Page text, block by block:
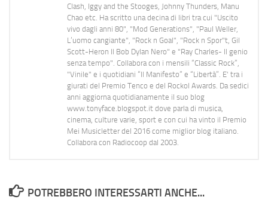
Clash, Iggy and the Stooges, Johnny Thunders, Manu
Chao etc. Ha scritto una decina di libri tra cui "Uscito
vivo dagli anni 80", "Mod Generations", "Paul Weller,
L’uomo cangiante", "Rock n Goal", "Rock n Spor"t, Gil
Scott-Heron Il Bob Dylan Nero" e "Ray Charles- Il genio
senza tempo". Collabora con i mensili “Classic Rock”,
"Vinile" e i quotidiani “Il Manifesto” e “Libertà”. E' tra i
giurati del Premio Tenco e del Rockol Awards. Da sedici
anni aggiorna quotidianamente il suo blog
www.tonyface.blogspot.it dove parla di musica,
cinema, culture varie, sport e con cui ha vinto il Premio
Mei Musicletter del 2016 come miglior blog italiano.
Collabora con Radiocoop dal 2003.
POTREBBERO INTERESSARTI ANCHE...